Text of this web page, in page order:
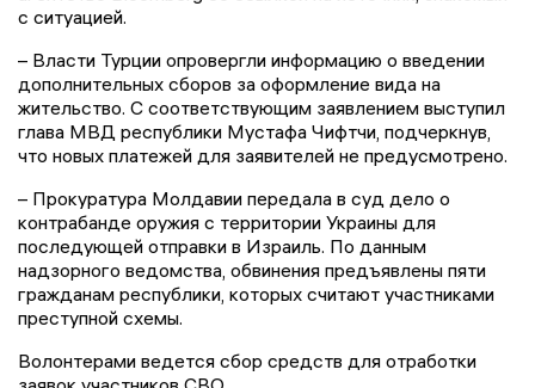
с ситуацией.
– Власти Турции опровергли информацию о введении
дополнительных сборов за оформление вида на
жительство. С соответствующим заявлением выступил
глава МВД республики Мустафа Чифтчи, подчеркнув,
что новых платежей для заявителей не предусмотрено.
– Прокуратура Молдавии передала в суд дело о
контрабанде оружия с территории Украины для
последующей отправки в Израиль. По данным
надзорного ведомства, обвинения предъявлены пяти
гражданам республики, которых считают участниками
преступной схемы.
Волонтерами ведется сбор средств для отработки